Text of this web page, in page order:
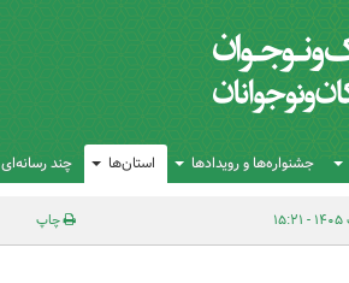
جشنواره‌ها و رویدادها استان‌ها چند رسانه‌ای
چاپ